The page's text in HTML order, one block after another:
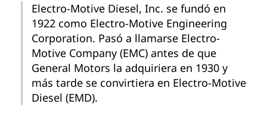
Electro-Motive Diesel, Inc. se fundó en
1922 como Electro-Motive Engineering
Corporation. Pasó a llamarse Electro-
Motive Company (EMC) antes de que
General Motors la adquiriera en 1930 y
más tarde se convirtiera en Electro-Motive
Diesel (EMD).